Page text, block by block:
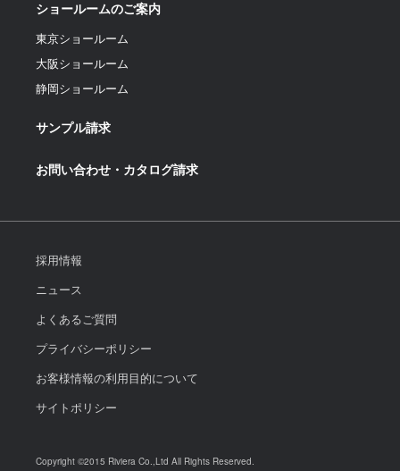
ショールームのご案内
東京ショールーム
大阪ショールーム
静岡ショールーム
サンプル請求
お問い合わせ・カタログ請求
採用情報
ニュース
よくあるご質問
プライバシーポリシー
お客様情報の利用目的について
サイトポリシー
Copyright ©2015 Riviera Co.,Ltd All Rights Reserved.